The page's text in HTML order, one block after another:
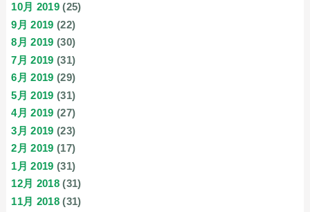
10月 2019 (25)
9月 2019 (22)
8月 2019 (30)
7月 2019 (31)
6月 2019 (29)
5月 2019 (31)
4月 2019 (27)
3月 2019 (23)
2月 2019 (17)
1月 2019 (31)
12月 2018 (31)
11月 2018 (31)